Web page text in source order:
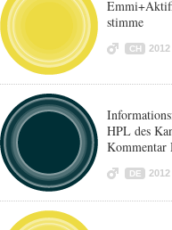
stimme
CH 2012
HPL des
Kommentar
DE 2012